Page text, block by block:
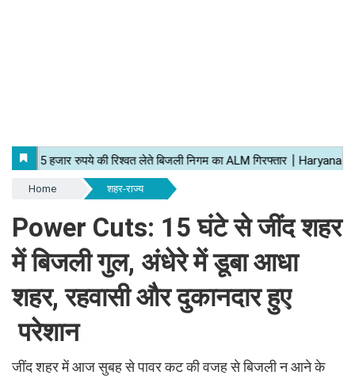
Home शहर-राज्य
Power Cuts: 15 घंटे से जींद शहर
में बिजली गुल, अंधेरे में डूबा आधा
शहर, रहवासी और दुकानदार हुए
परेशान
जींद शहर में आज सुबह से पावर कट की वजह से बिजली न आने के